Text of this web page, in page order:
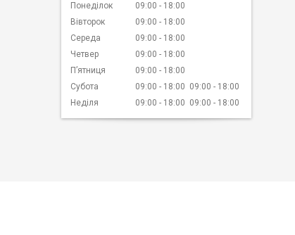
Понеділок 09:00
18:00
Вівторок
09:00
18:00
Середа
09:00
18:00
Четвер
09:00
18:00
Пʼятниця
09:00
18:00
Субота
09:00 18:00 09:00
18:00
Неділя
09:00 18:00 09:00 18:00